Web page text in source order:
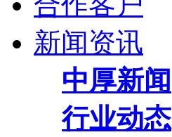
新闻资讯
中厚新闻
行业动态